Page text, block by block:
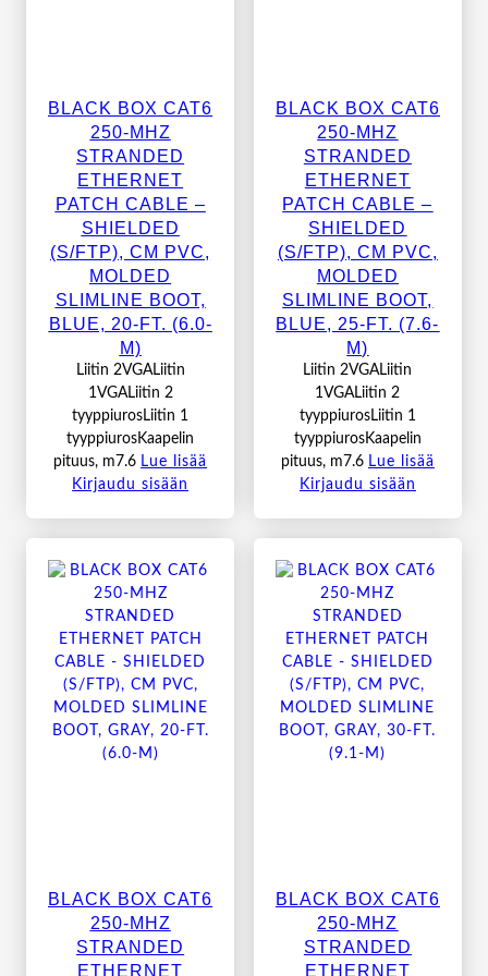
BLACK BOX CAT6
250-MHZ
STRANDED
ETHERNET
PATCH CABLE –
SHIELDED
(S/FTP), CM PVC,
MOLDED
SLIMLINE BOOT,
BLUE, 20-FT. (6.0-
M)
Liitin 2VGALiitin
1VGALiitin 2
tyyppiurosLiitin 1
tyyppiurosKaapelin
pituus, m7.6 Lue lisää
Kirjaudu sisään
BLACK BOX CAT6
250-MHZ
STRANDED
ETHERNET
PATCH CABLE –
SHIELDED
(S/FTP), CM PVC,
MOLDED
SLIMLINE BOOT,
BLUE, 25-FT. (7.6-
M)
Liitin 2VGALiitin
1VGALiitin 2
tyyppiurosLiitin 1
tyyppiurosKaapelin
pituus, m7.6 Lue lisää
Kirjaudu sisään
BLACK BOX CAT6
250-MHZ
STRANDED
ETHERNET
BLACK BOX CAT6
250-MHZ
STRANDED
ETHERNET